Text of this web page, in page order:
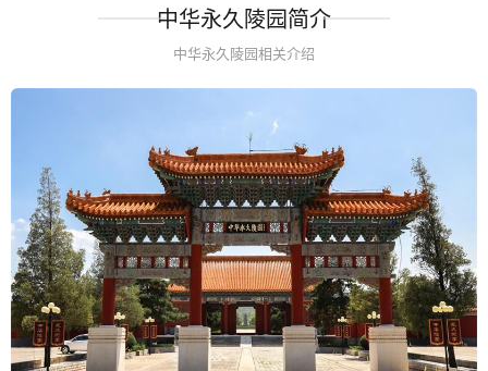
中华永久陵园简介
中华永久陵园相关介绍